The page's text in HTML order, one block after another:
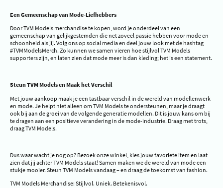
Een Gemeenschap van Mode-Liefhebbers
Door TVM Models merchandise te kopen, word je onderdeel van een
gemeenschap van gelijkgestemden die net zoveel passie hebben voor mode en
schoonheid als jij. Volg ons op social media en deel jouw look met de hashtag
#TVMModelsMerch. Zo kunnen we samen vieren hoe stijlvol TVM Models
supporters zijn, en laten zien dat mode meer is dan kleding; het is een statement.
Steun TVM Models en Maak het Verschil
Met jouw aankoop maak je een tastbaar verschil in de wereld van modellenwerk
en mode. Je helpt niet alleen om TVM Models te ondersteunen, maar je draagt
ook bij aan de groei van de volgende generatie modellen. Dit is jouw kans om bij
te dragen aan een positieve verandering in de mode-industrie. Draag met trots,
draag TVM Models.
Dus waar wacht je nog op? Bezoek onze winkel, kies jouw favoriete item en laat
zien dat jij achter TVM Models staat! Samen maken we de wereld van mode een
stukje mooier. Steun TVM Models vandaag – en draag de toekomst van fashion.
TVM Models Merchandise: Stijlvol. Uniek. Betekenisvol.